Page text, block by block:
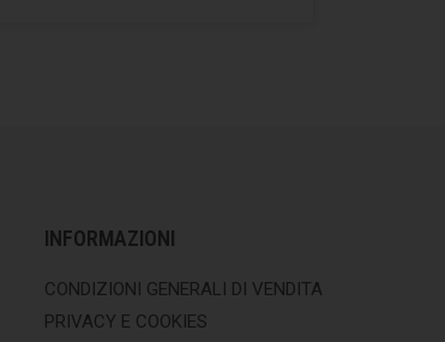
INFORMAZIONI
CONDIZIONI GENERALI DI VENDITA
PRIVACY E COOKIES